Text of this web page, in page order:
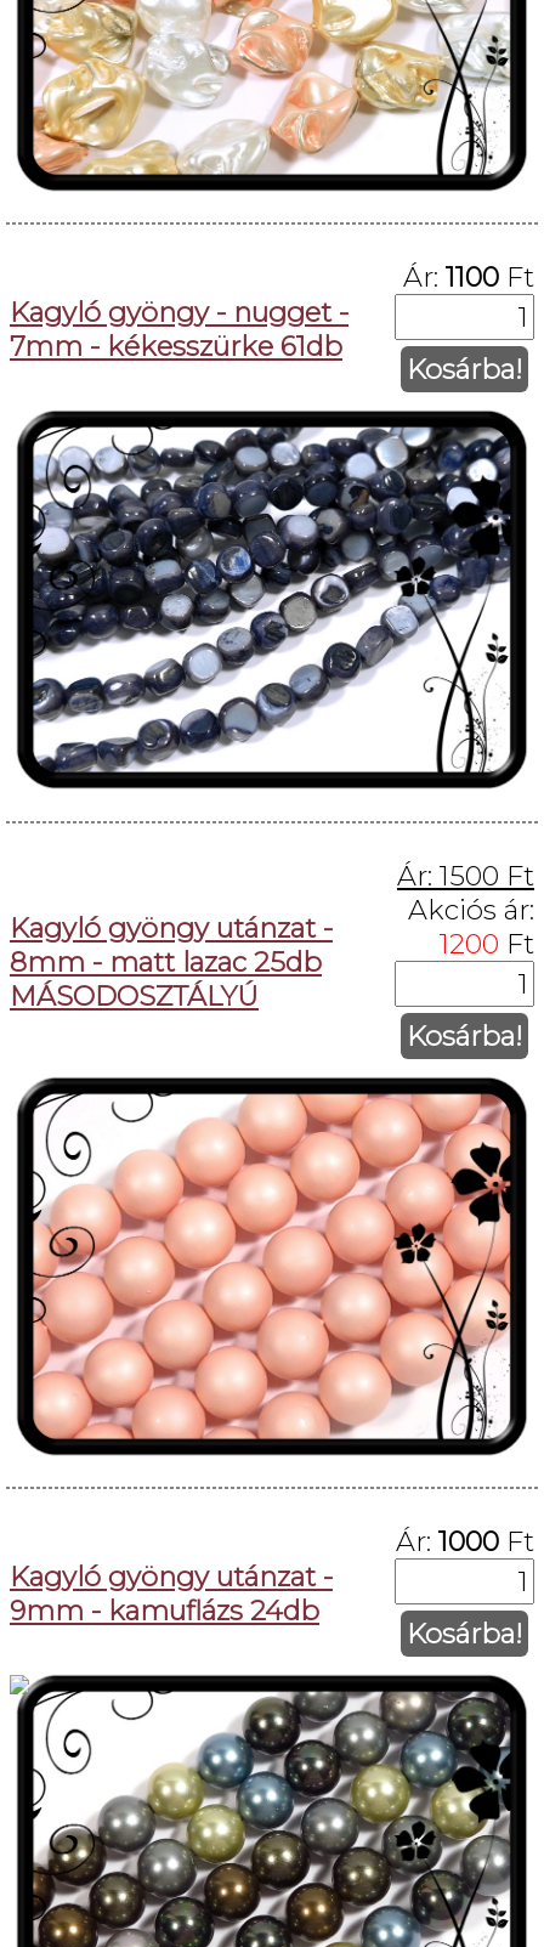
Kagyló gyöngy - nugget -
7mm - kékesszürke 61db
Ár: 1100 Ft
Kosárba!
Kagyló gyöngy utánzat -
8mm - matt lazac 25db
MÁSODOSZTÁLYÚ
Ár: 1500 Ft
Akciós ár:
1200 Ft
Kosárba!
Kagyló gyöngy utánzat -
9mm - kamuflázs 24db
Ár: 1000 Ft
Kosárba!